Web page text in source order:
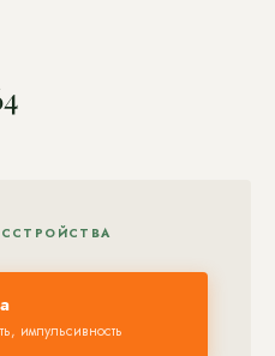
импульсивность